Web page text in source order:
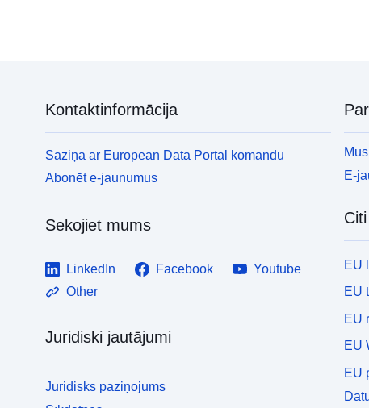
Kontaktinformācija
Saziņa ar European Data Portal komandu
Abonēt e-jaunumus
Sekojiet mums
LinkedIn Facebook
Youtube
Other
Juridiski jautājumi
Juridisks paziņojums
E-
EU
EU
EU
EU
EU